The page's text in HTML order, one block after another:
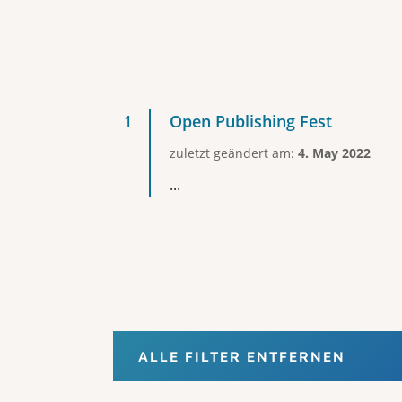
Open Publishing Fest
zuletzt geändert am: 4. May 2022
...
ALLE FILTER ENTFERNEN